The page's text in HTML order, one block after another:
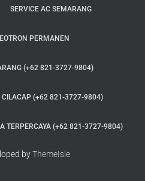
SERVICE AC SEMARANG
PERMANEN
(+62 821-3727-9804)
CILACAP (+62 821-3727-9804)
TERPERCAYA (+62 821-3727-9804)
byThemeIsle